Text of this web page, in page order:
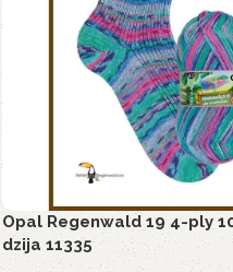
Opal Regenwald 19 4-ply
dzija 11335